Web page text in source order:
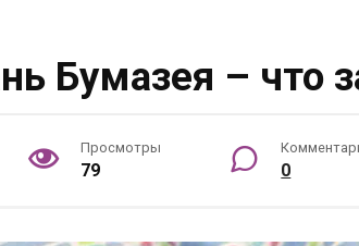
Бумазея – что
Просмотры
79 0